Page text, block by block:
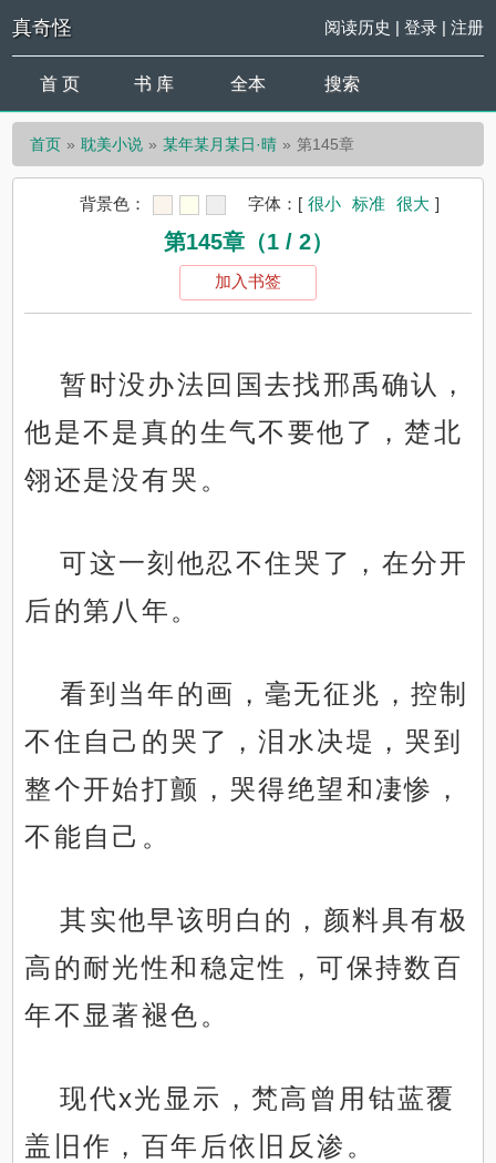
真奇怪 阅读历史 | 登录| 注册
首 页 书 库 全本 搜索
首页 耽美小说 某年某月某日·晴 第145章
背景色： 字体： [ 很小 标准 很大 ]
第145章（1 / 2）
加入书签
暂时没办法回国去找邢禹确认，
他是不是真的生气不要他了，楚北
翎还是没有哭。
可这一刻他忍不住哭了，在分开
后的第八年。
看到当年的画，毫无征兆，控制
不住自己的哭了，泪水决堤，哭到
整个开始打颤，哭得绝望和凄惨，
不能自己。
其实他早该明白的，颜料具有极
高的耐光性和稳定性，可保持数百
年不显著褪色。
现代x光显示，梵高曾用钴蓝覆
盖旧作，百年后依旧反渗。